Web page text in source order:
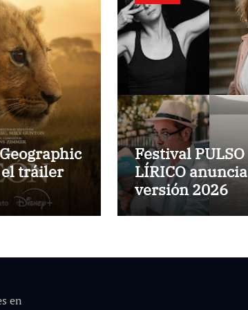
tráiler
Festival PULSO
LÍRICO anuncia
versión 2026
en